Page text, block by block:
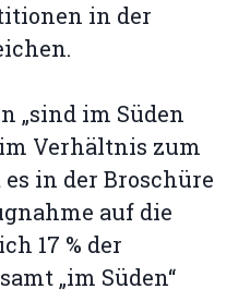
in der
„sind im Süden
Verhältnis zum
in der Broschüre
auf die
17 % der
„im Süden“